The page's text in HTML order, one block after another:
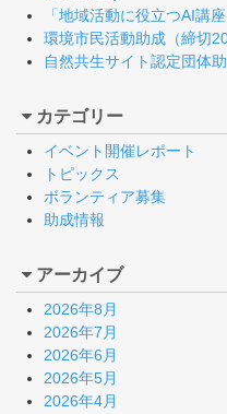
「地域活動に役立つAI講
環境市民活動助成（締切
自然共生サイト認定団体
カテゴリー
イベント開催レポート
トピックス
ボランティア募集
助成情報
アーカイブ
2026年8月
2026年7月
2026年6月
2026年5月
2026年4月